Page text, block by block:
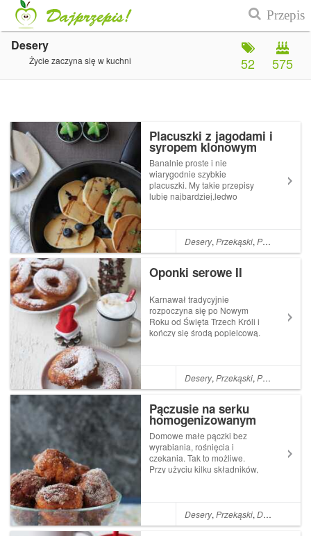
Desery
Życie zaczyna się w kuchni 575
52
Placuszki z jagodami i
syropem klonowym
Banalnie proste i nie
wiarygodnie szybkie
placuszki. My takie przepisy
lubię najbardziej,ledwo
herbaty czy kakao. Dodatki do
placuszków mogą być takie
Desery,Przekąski,Pomysł na śniadanie...
Oponki serowe II
Karnawał tradycyjnie
rozpoczyna się po Nowym
Roku od Święta Trzech Króli i
kończy się środą popielcową.
sporo, gdyż karnawał potrwa
równe dwa miesiące. Środę
Desery,Przekąski,Pączki
Pączusie na serku
homogenizowanym
Domowe małe pączki bez
wyrabiania, rośnięcia i
czekania. Tak to możliwe.
Przy użyciu kilku składników,
talerza raz, dwa. Na to z
pewnością musicie się
Desery,Przekąski,Dla najmłodszych